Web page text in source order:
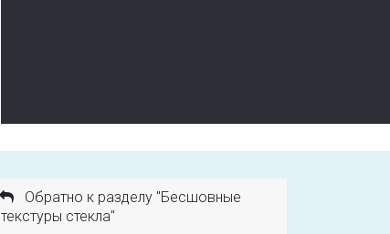
Обратно к разделу "Бесшовные
текстуры стекла"